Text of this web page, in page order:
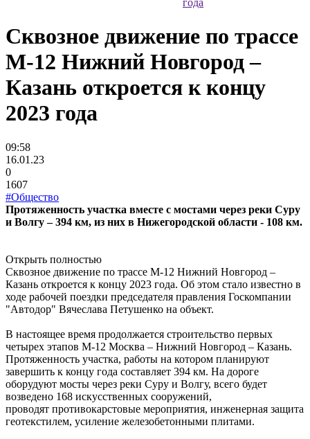
года
Сквозное движение по трассе
М-12 Нижний Новгород –
Казань откроется к концу
2023 года
09:58
16.01.23
0
1607
#Общество
Протяженность участка вместе с мостами через реки Суру
и Волгу – 394 км, из них в Нижегородской области - 108 км.
Открыть полностью
Сквозное движение по трассе М-12 Нижний Новгород –
Казань откроется к концу 2023 года. Об этом стало известно в
ходе рабочей поездки председателя правления Госкомпании
"Автодор" Вячеслава Петушенко на объект.
В настоящее время продолжается строительство первых
четырех этапов М-12 Москва – Нижний Новгород – Казань.
Протяженность участка, работы на котором планируют
завершить к концу года составляет 394 км. На дороге
оборудуют мосты через реки Суру и Волгу, всего будет
возведено 168 искусственных сооружений,
проводят противокарстовые мероприятия, инженерная защита
геотекстилем, усиление железобетонными плитами.